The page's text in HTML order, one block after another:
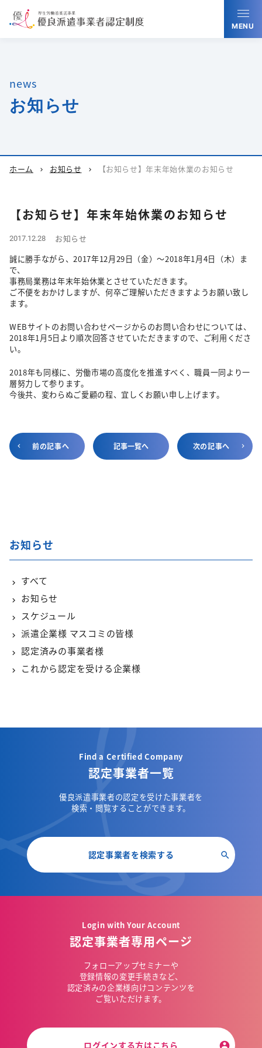
MENU
news
お知らせ
ホーム chevron_right お知らせ chevron_right 【お知らせ】年末年始休業のお知らせ
【お知らせ】年末年始休業のお知らせ
2017.12.28
お知らせ
誠に勝手ながら、2017年12月29日（金）～2018年1月4日（木）ま
で、
事務局業務は年末年始休業とさせていただきます。
ご不便をおかけしますが、何卒ご理解いただきますようお願い致し
ます。
WEBサイトのお問い合わせページからのお問い合わせについては、
2018年1月5日より順次回答させていただきますので、ご利用くださ
い。
2018年も同様に、労働市場の高度化を推進すべく、職員一同より一
層努力して参ります。
今後共、変わらぬご愛顧の程、宜しくお願い申し上げます。
前の記事へ 記事一覧へ 次の記事へ
お知らせ
すべて
お知らせ
スケジュール
派遣企業様 マスコミの皆様
認定済みの事業者様
これから認定を受ける企業様
Find a Certified Company
認定事業者一覧
優良派遣事業者の認定を受けた事業者を
検索・閲覧することができます。
認定事業者を検索する
Login with Your Account
認定事業者専用ページ
フォローアップセミナーや
登録情報の変更手続きなど、
認定済みの企業様向けコンテンツを
ご覧いただけます。
ログインする方はこちら